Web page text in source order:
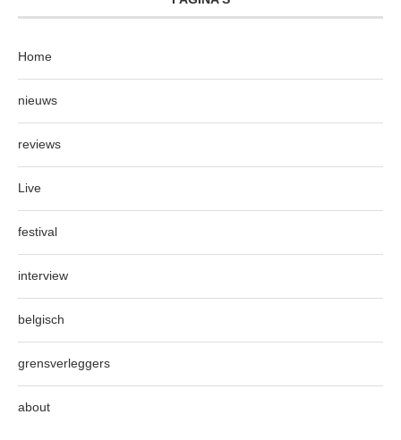
Home
nieuws
reviews
Live
festival
interview
belgisch
grensverleggers
about